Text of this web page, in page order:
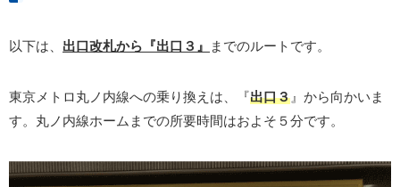
以下は、 出口改札から『出口３』 までのルートです。
東京メトロ丸ノ内線への乗り換えは、『出口３ 』から向かいま
す。丸ノ内線ホームまでの所要時間はおよそ５分です。